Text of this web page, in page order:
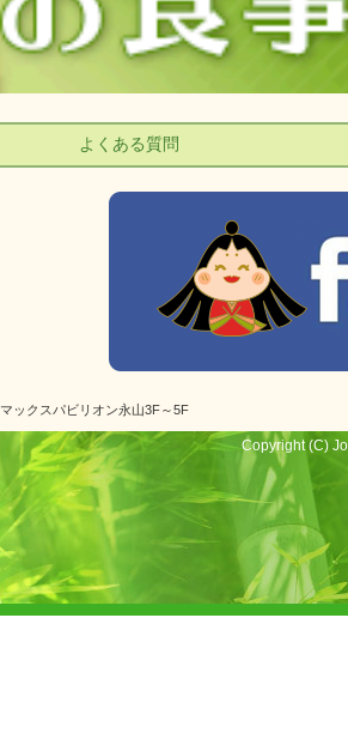
よくある質問
ックスパビリオン永山3F～5F
Copyright (C)